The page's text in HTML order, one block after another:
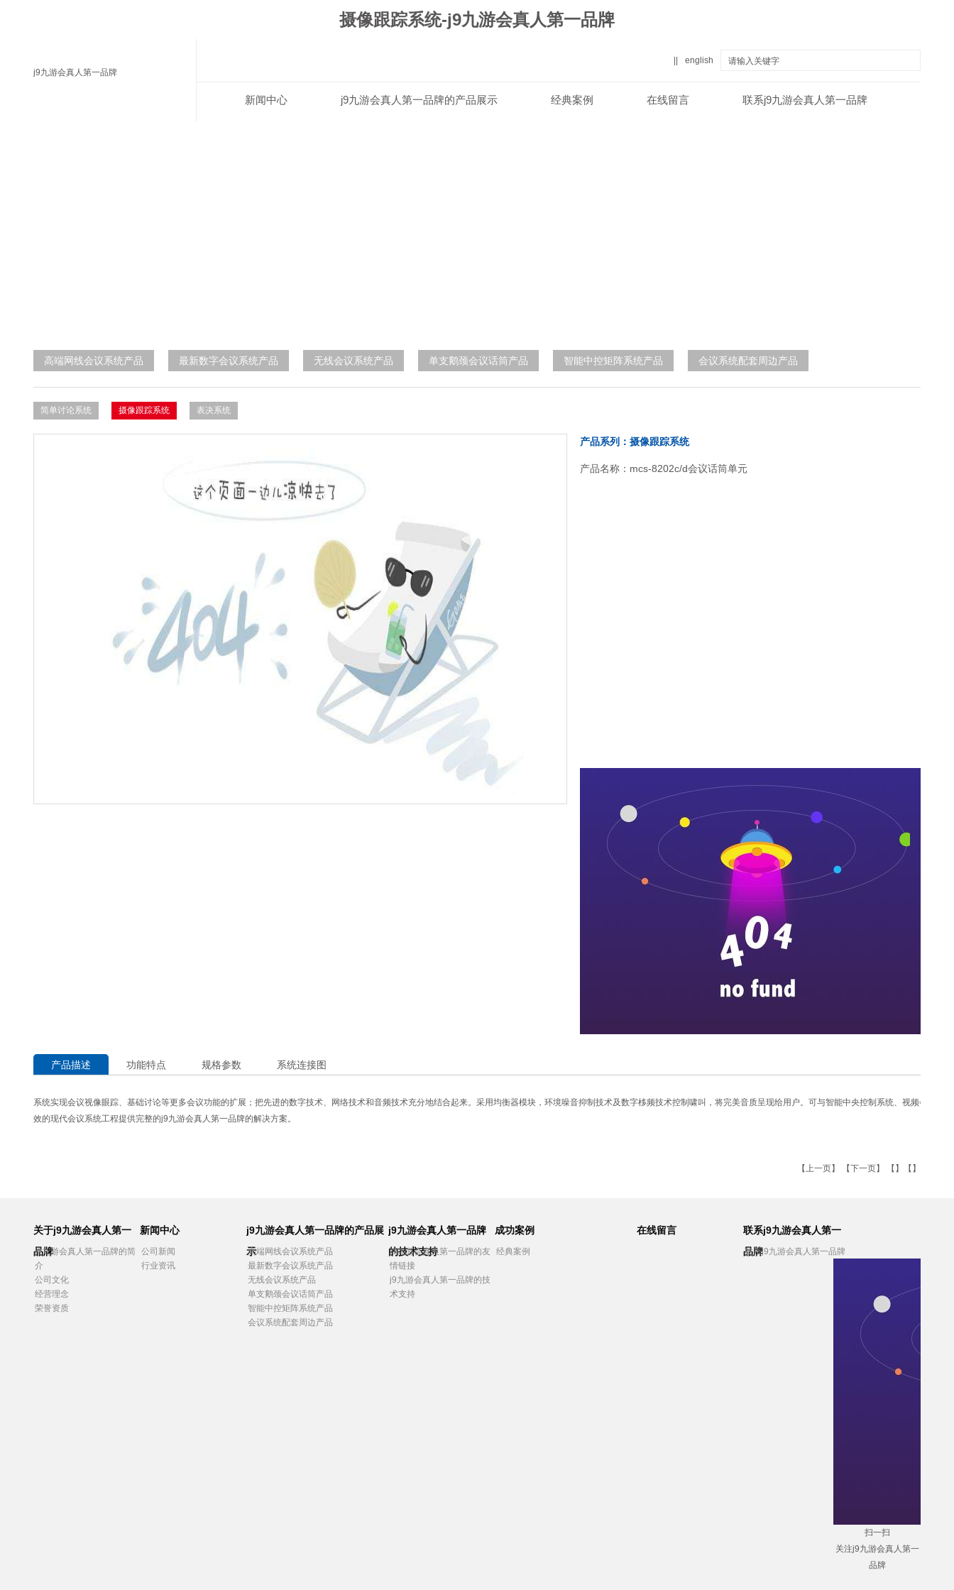
摄像跟踪系统-j9九游会真人第一品牌
j9九游会真人第一品牌
english
联系j9九游会真人第一品牌
在线留言
经典案例
j9九游会真人第一品牌的产品展示
新闻中心
高端网线会议系统产品 最新数字会议系统产品 无线会议系统产品 单支鹅颈会议话筒产品 智能中控矩阵系统产品 会议系统配套周边产品
简单讨论系统 摄像跟踪系统 表决系统
产品系列：摄像跟踪系统
产品名称：mcs-8202c/d会议话筒单元
产品描述 功能特点 规格参数 系统连接图
系统实现会议视像眼踪、基础讨论等更多会议功能的扩展；把先进的数字技术、网络技术和音频技术充分地结合起来。采用均衡器模块，环境噪音抑制技术及数字栘频技术控制啸叫，将完美音质呈现给用户。可与智能中央控制系统、视频会议系
效的现代会议系统工程提供完整的j9九游会真人第一品牌的解决方案。
【上一页】 【下一页】 【】【】
关于j9九游会真人第一
品牌
j9九游会真人第一品牌的简
介
公司文化
经营理念
荣誉资质
新闻中心
公司新闻
行业资讯
j9九游会真人第一品牌的产品展
示
高端网线会议系统产品
最新数字会议系统产品
无线会议系统产品
单支鹅颈会议话筒产品
智能中控矩阵系统产品
会议系统配套周边产品
j9九游会真人第一品牌
的技术支持
j9九游会真人第一品牌的友
情链接
j9九游会真人第一品牌的技
术支持
成功案例
经典案例
在线留言
联系j9九游会真人第一
品牌
联系j9九游会真人第一品牌
扫一扫
关注j9九游会真人第一
品牌